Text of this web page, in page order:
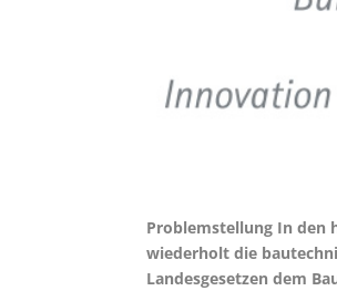
Problemstellung In den
wiederholt die
Landesgesetzen dem